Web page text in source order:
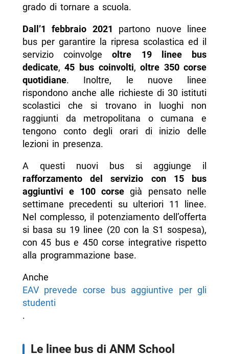
grado di tornare a scuola.
Dall’1 febbraio 2021
partono nuove linee
bus per garantire la ripresa scolastica ed il
servizio coinvolgeoltre 19 linee bus
dedicate,45 bus coinvolti,oltre 350 corse
quotidiane. Inoltre, le nuove linee
rispondono anche alle richieste di 30 istituti
scolastici che si trovano in luoghi non
raggiunti da metropolitana o cumana e
tengono conto degli orari di inizio delle
lezioni in presenza.
A questi nuovi bus si aggiunge il
rafforzamento del servizio con 15 bus
aggiuntivi e 100 corse già pensato nelle
settimane precedenti su ulteriori 11 linee.
Nel complesso, il potenziamento dell’offerta
si basa su 19 linee (20 con la S1 sospesa),
con 45 bus e 450 corse integrative rispetto
alla programmazione base.
Anche
EAV prevede corse bus aggiuntive per gli
studenti
.
Le linee bus di ANM School